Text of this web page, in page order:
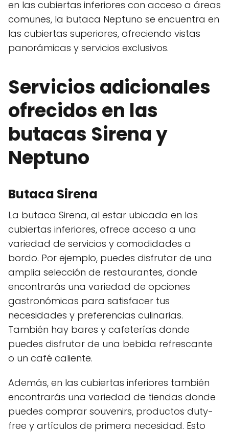
en las cubiertas inferiores con acceso a áreas
comunes, la butaca Neptuno se encuentra en
las cubiertas superiores, ofreciendo vistas
panorámicas y servicios exclusivos.
Servicios adicionales
ofrecidos en las
butacas Sirena y
Neptuno
Butaca Sirena
La butaca Sirena, al estar ubicada en las
cubiertas inferiores, ofrece acceso a una
variedad de servicios y comodidades a
bordo. Por ejemplo, puedes disfrutar de una
amplia selección de restaurantes, donde
encontrarás una variedad de opciones
gastronómicas para satisfacer tus
necesidades y preferencias culinarias.
También hay bares y cafeterías donde
puedes disfrutar de una bebida refrescante
o un café caliente.
Además, en las cubiertas inferiores también
encontrarás una variedad de tiendas donde
puedes comprar souvenirs, productos duty-
free y artículos de primera necesidad. Esto